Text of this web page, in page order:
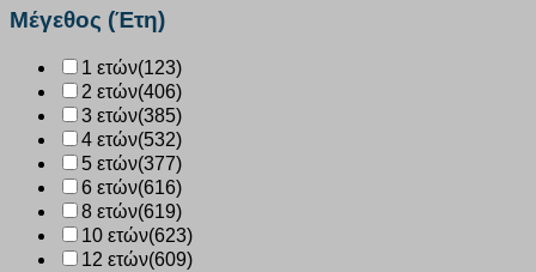
πράσινο
σκ.
1
ποσότητα
Μέγεθος (Έτη)
1 ετών(123)
2 ετών(406)
3 ετών(385)
4 ετών(532)
5 ετών(377)
6 ετών(616)
8 ετών(619)
10 ετών(623)
12 ετών(609)